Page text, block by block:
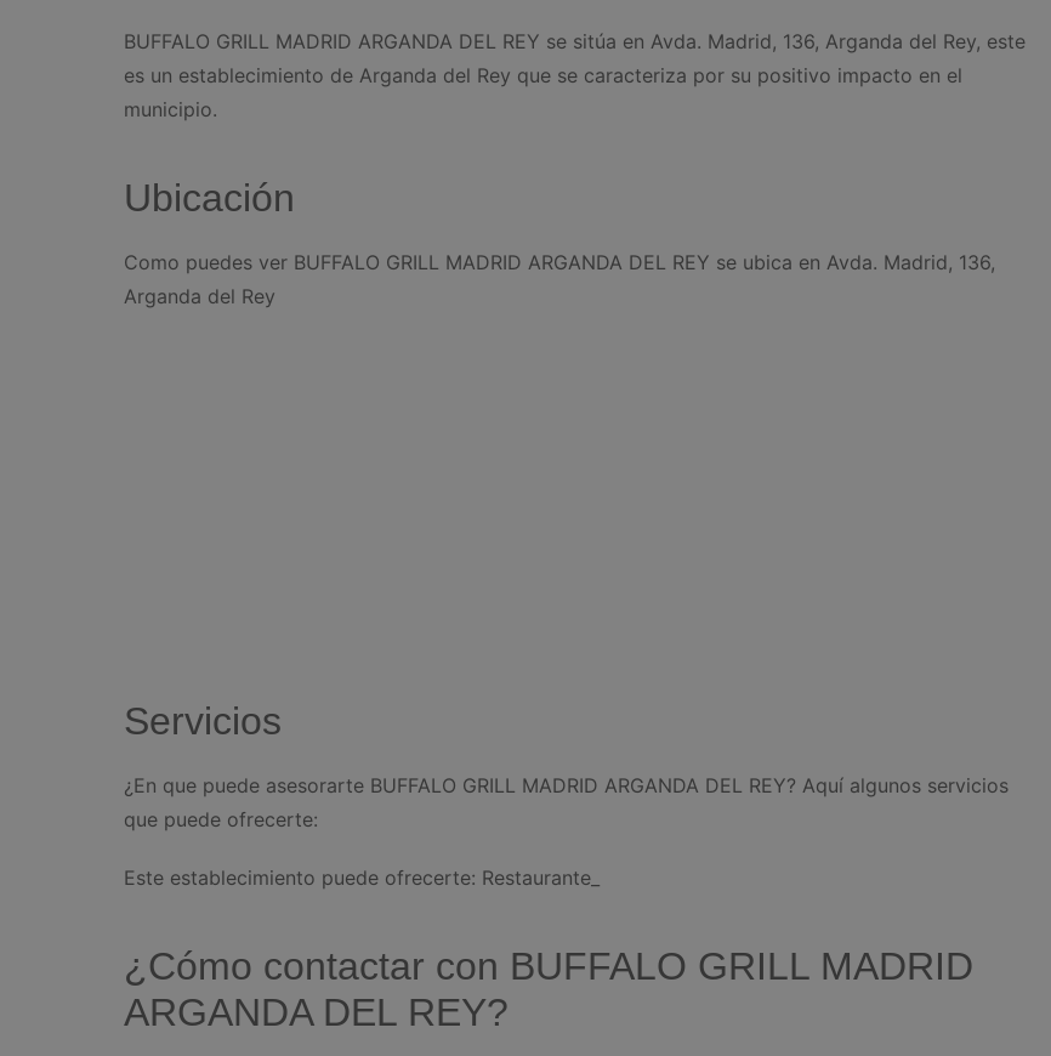
BUFFALO GRILL MADRID ARGANDA DEL REY se sitúa en Avda. Madrid, 136, Arganda del Rey, este
es un establecimiento de Arganda del Rey que se caracteriza por su positivo impacto en el
municipio.
Ubicación
Como puedes ver BUFFALO GRILL MADRID ARGANDA DEL REY se ubica en Avda. Madrid, 136,
Arganda del Rey
Servicios
¿En que puede asesorarte BUFFALO GRILL MADRID ARGANDA DEL REY? Aquí algunos servicios
que puede ofrecerte:
Este establecimiento puede ofrecerte: Restaurante_
¿Cómo contactar con BUFFALO GRILL MADRID
ARGANDA DEL REY?